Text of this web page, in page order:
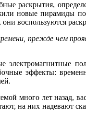
раскрытия,
новые
воспользуются
прежде чем
электромагнитные
эффекты:
много лет назад,
на них надевают